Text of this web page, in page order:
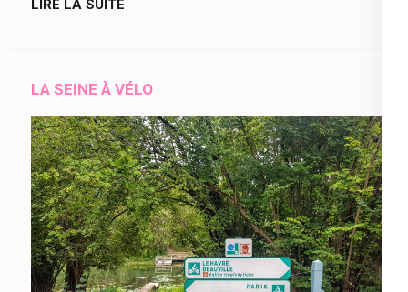
LIRE LA SUITE
LA SEINE À VÉLO